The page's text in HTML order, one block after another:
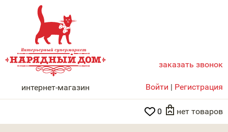
НАРЯДНЫЙ ДОМ
интернет-магазин
заказать звонок
Войти | Регистрация
0 нет товаров